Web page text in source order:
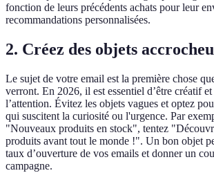
fonction de leurs précédents achats pour leur
recommandations personnalisées.
2. Créez des objets
Le sujet de votre email est la première chose
verront. En 2026, il est essentiel d’être créatif
l’attention. Évitez les objets vagues et optez
qui suscitent la curiosité ou l'urgence. Par
"Nouveaux produits en stock", tentez
produits avant tout le monde !". Un bon objet
taux d’ouverture de vos emails et donner un
campagne.